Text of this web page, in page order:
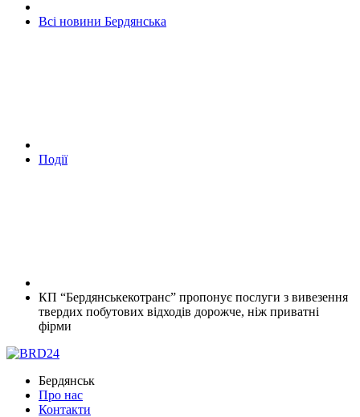
Всі новини Бердянська
Події
КП “Бердянськекотранс” пропонує послуги з вивезення
твердих побутових відходів дорожче, ніж приватні
фірми
Бердянськ
Про нас
Контакти